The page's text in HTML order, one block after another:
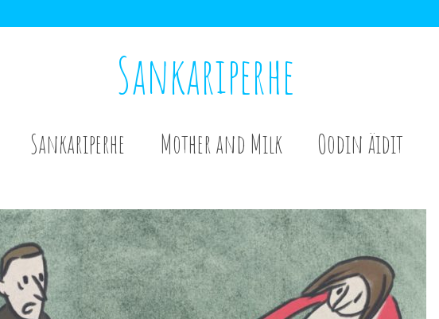
Sankariperhe
Sankariperhe Mother and Milk Oodin äidit